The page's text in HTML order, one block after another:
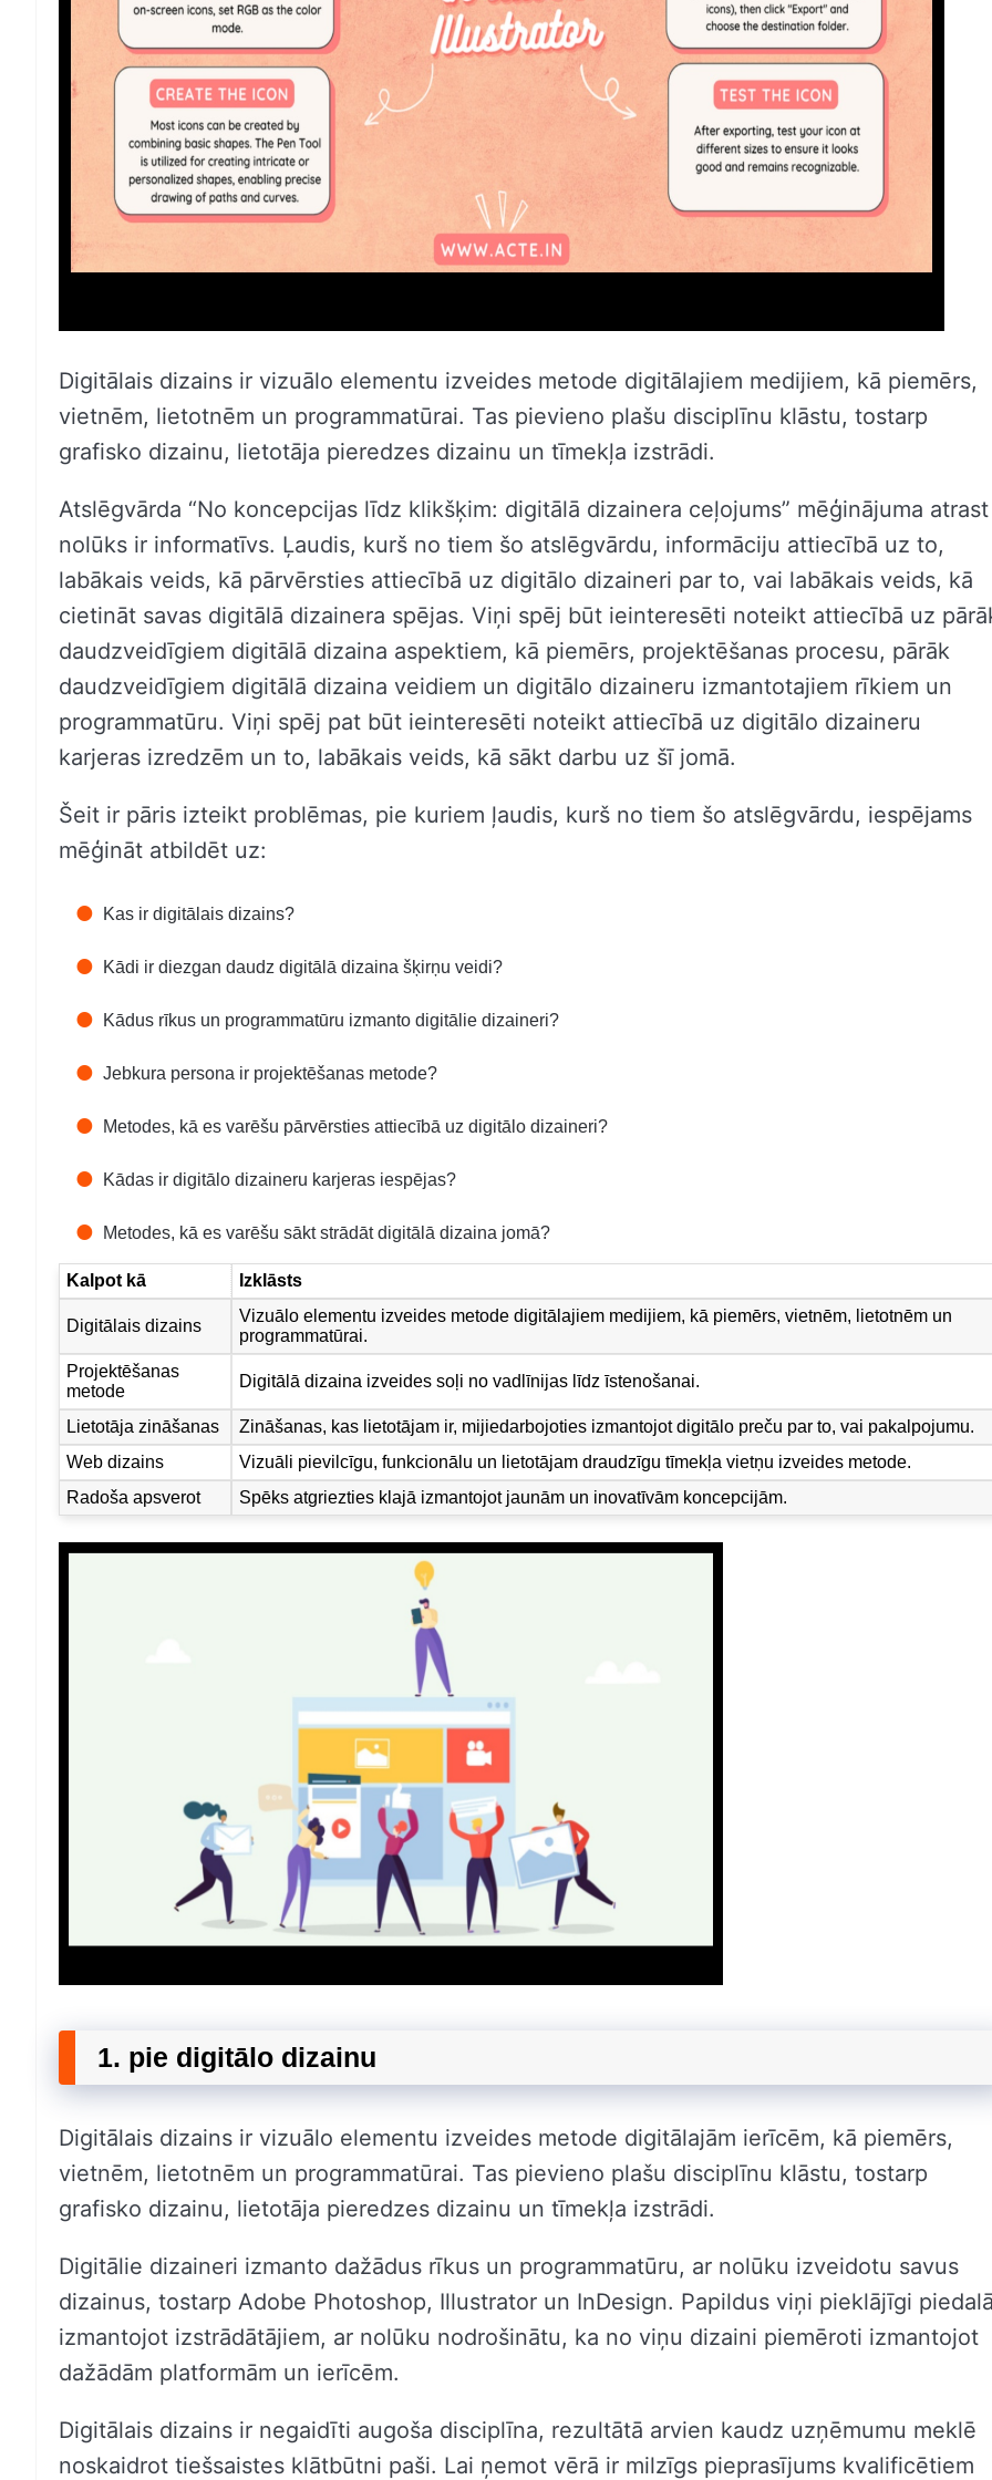
Digitālais dizains ir vizuālo elementu izveides metode digitālajiem medijiem, kā piemērs,
vietnēm, lietotnēm un programmatūrai. Tas pievieno plašu disciplīnu klāstu, tostarp
grafisko dizainu, lietotāja pieredzes dizainu un tīmekļa izstrādi.
Atslēgvārda “No koncepcijas līdz klikšķim: digitālā dizainera ceļojums” mēģinājuma atrast
nolūks ir informatīvs. Ļaudis, kurš no tiem šo atslēgvārdu, informāciju attiecībā uz to,
labākais veids, kā pārvērsties attiecībā uz digitālo dizaineri par to, vai labākais veids, kā
cietināt savas digitālā dizainera spējas. Viņi spēj būt ieinteresēti noteikt attiecībā uz
daudzveidīgiem digitālā dizaina aspektiem, kā piemērs, projektēšanas procesu, pārāk
daudzveidīgiem digitālā dizaina veidiem un digitālo dizaineru izmantotajiem rīkiem un
programmatūru. Viņi spēj pat būt ieinteresēti noteikt attiecībā uz digitālo dizaineru
karjeras izredzēm un to, labākais veids, kā sākt darbu uz šī jomā.
Šeit ir pāris izteikt problēmas, pie kuriem ļaudis, kurš no tiem šo atslēgvārdu, iespējams
mēģināt atbildēt uz:
Kas ir digitālais dizains?
Kādi ir diezgan daudz digitālā dizaina šķirņu veidi?
Kādus rīkus un programmatūru izmanto digitālie dizaineri?
Jebkura persona ir projektēšanas metode?
Metodes, kā es varēšu pārvērsties attiecībā uz digitālo dizaineri?
Kādas ir digitālo dizaineru karjeras iespējas?
Metodes, kā es varēšu sākt strādāt digitālā dizaina jomā?
Kalpot kā Izklāsts
Digitālais dizains
Vizuālo elementu izveides metode digitālajiem medijiem, kā piemērs, vietnēm, lietotnēm un
programmatūrai.
Projektēšanas
metode
Digitālā dizaina izveides soļi no vadlīnijas līdz īstenošanai.
Lietotāja zināšanas
Zināšanas, kas lietotājam ir, mijiedarbojoties izmantojot digitālo preču par to, vai pakalpojumu.
Web dizains
Vizuāli pievilcīgu, funkcionālu un lietotājam draudzīgu tīmekļa vietņu izveides metode.
Radoša apsverot
Spēks atgriezties klajā izmantojot jaunām un inovatīvām koncepcijām.
1. pie digitālo dizainu
Digitālais dizains ir vizuālo elementu izveides metode digitālajām ierīcēm, kā piemērs,
vietnēm, lietotnēm un programmatūrai. Tas pievieno plašu disciplīnu klāstu, tostarp
grafisko dizainu, lietotāja pieredzes dizainu un tīmekļa izstrādi.
Digitālie dizaineri izmanto dažādus rīkus un programmatūru, ar nolūku izveidotu savus
dizainus, tostarp Adobe Photoshop, Illustrator un InDesign. Papildus viņi pieklājīgi
izmantojot izstrādātājiem, ar nolūku nodrošinātu, ka no viņu dizaini piemēroti izmantojot
dažādām platformām un ierīcēm.
Digitālais dizains ir negaidīti augoša disciplīna, rezultātā arvien kaudz uzņēmumu meklē
noskaidrot tiešsaistes klātbūtni paši. Lai ņemot vērā ir milzīgs pieprasījums kvalificētiem